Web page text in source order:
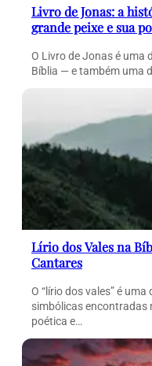
Livro de Jonas: a
grande peixe e sua
O Livro de Jonas é uma
Bíblia — e também uma
Lírio dos Vales na
Cantares
O “lírio dos vales” é
simbólicas encontradas
poética e…